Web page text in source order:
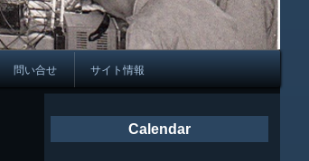
問い合せ サイト情報
Calendar